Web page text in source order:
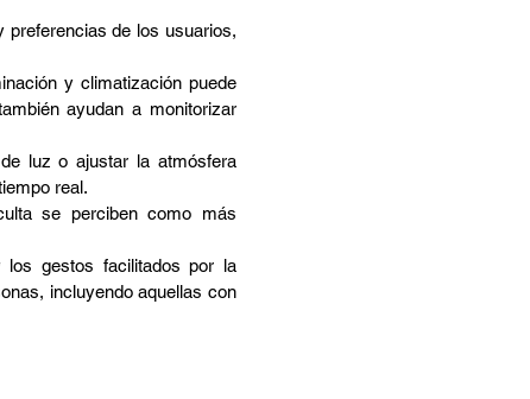
de los usuarios,
y climatización puede
ayudan a monitorizar
luz o ajustar la atmósfera
real.
se perciben como más
gestos facilitados por la
incluyendo aquellas con